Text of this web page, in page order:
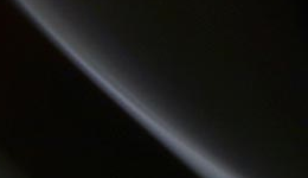
JARDINONS AVEC CATHY
QU'ES AQUO